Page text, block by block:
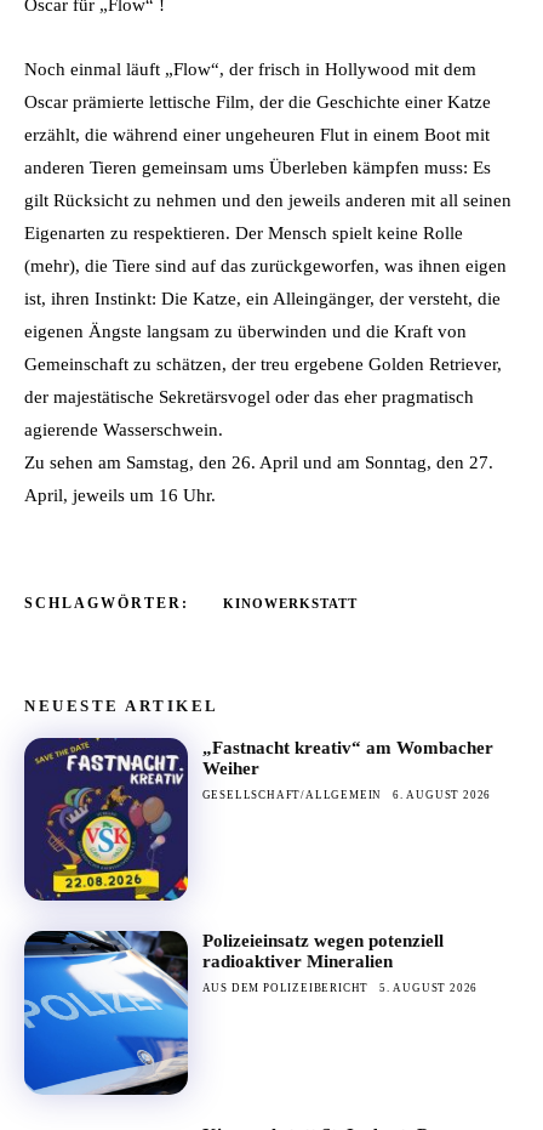
Oscar für „Flow“ !
Noch einmal läuft „Flow“, der frisch in Hollywood mit dem
Oscar prämierte lettische Film, der die Geschichte einer Katze
erzählt, die während einer ungeheuren Flut in einem Boot mit
anderen Tieren gemeinsam ums Überleben kämpfen muss: Es
gilt Rücksicht zu nehmen und den jeweils anderen mit all seinen
Eigenarten zu respektieren. Der Mensch spielt keine Rolle
(mehr), die Tiere sind auf das zurückgeworfen, was ihnen eigen
ist, ihren Instinkt: Die Katze, ein Alleingänger, der versteht, die
eigenen Ängste langsam zu überwinden und die Kraft von
Gemeinschaft zu schätzen, der treu ergebene Golden Retriever,
der majestätische Sekretärsvogel oder das eher pragmatisch
agierende Wasserschwein.
Zu sehen am Samstag, den 26. April und am Sonntag, den 27.
April, jeweils um 16 Uhr.
SCHLAGWÖRTER: KINOWERKSTATT
NEUESTE ARTIKEL
„Fastnacht kreativ“ am Wombacher
Weiher
GESELLSCHAFT/ALLGEMEIN 6. AUGUST 2026
Polizeieinsatz wegen potenziell
radioaktiver Mineralien
AUS DEM POLIZEIBERICHT 5. AUGUST 2026